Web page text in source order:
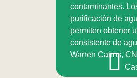
contaminantes.
purificación de
permiten obtener
consistente de
Warren Cairns,